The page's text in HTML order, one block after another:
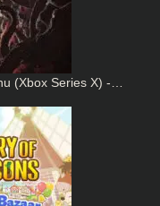
(Xbox Series X) -…